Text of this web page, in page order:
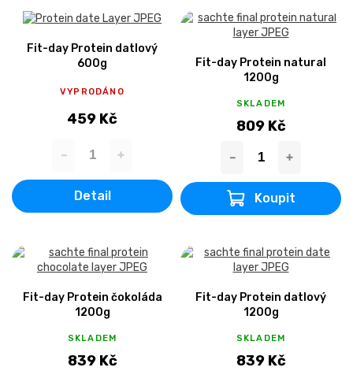
Fit-day Protein datlový
600g
459 Kč
Detail
VYPRODÁNO
Fit-day Protein natural
1200g
809 Kč
SKLADEM
Fit-day Protein čokoláda
1200g
839 Kč
SKLADEM
Fit-day Protein datlový
1200g
839 Kč
SKLADEM